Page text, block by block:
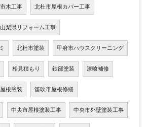
木工事 北杜市屋根カバー工事
山梨県リフォーム工事
北杜市塗装 甲府市ハウスクリーニング
相見積もり 鉄部塗装 漆喰補修
根塗装 笛吹市屋根修繕
中央市屋根塗装工事 中央市外壁塗装工事